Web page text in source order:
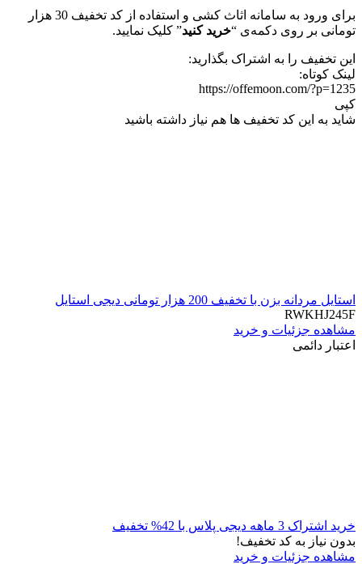
برای ورود به سامانه اثاث کشی و استفاده از کد تخفیف 30 هزار
تومانی بر روی دکمه‌ی “خرید کنید” کلیک نمایید.
این تخفیف را به اشتراک بگذارید:
لینک کوتاه:
https://offemoon.com/?p=1235
کپی
شاید به این کد تخفیف ها هم نیاز داشته باشید
استایل مردانه بزن با تخفیف 200 هزار تومانی دیجی استایل
RWKHJ245F
مشاهده جزئیات و خرید
اعتبار دائمی
خرید اشتراک 3 ماهه دیجی پلاس با 42% تخفیف
بدون نیاز به کد تخفیف!
مشاهده جزئیات و خرید